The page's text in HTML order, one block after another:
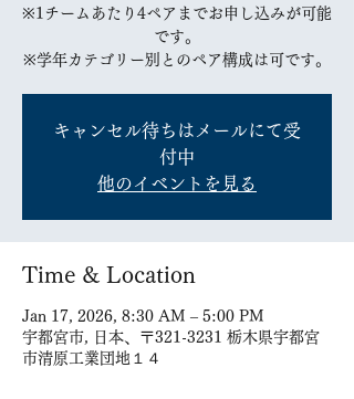
※1チームあたり4ペアまでお申し込みが可能
です。
※学年カテゴリー別とのペア構成は可です。
キャンセル待ちはメールにて受
付中
他のイベントを見る
Time & Location
Jan 17, 2026, 8:30 AM – 5:00 PM
宇都宮市, 日本、〒321-3231 栃木県宇都宮
市清原工業団地１４